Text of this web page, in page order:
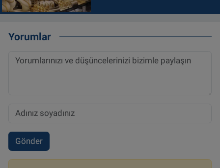
Yorumlar
Gönder